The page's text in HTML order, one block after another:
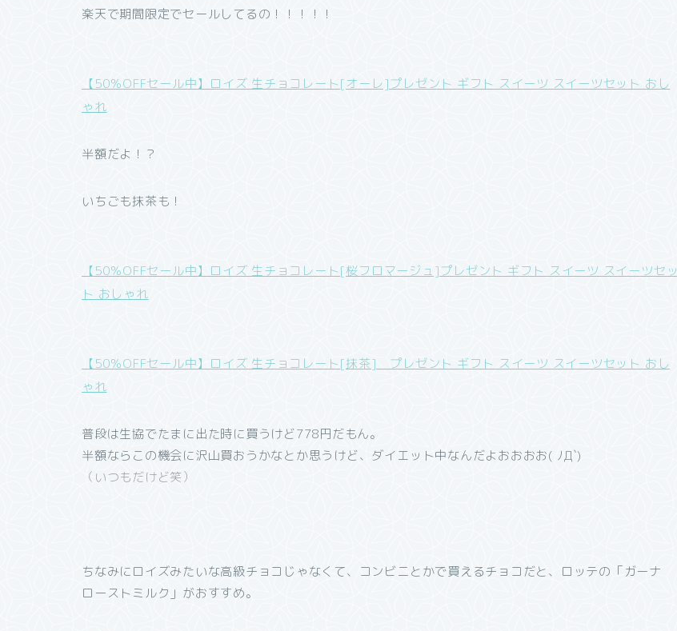
楽天で期間限定でセールしてるの！！！！！
【50％OFFセール中】ロイズ 生チョコレート[オーレ]プレゼント ギフト スイーツ スイーツセット おし
ゃれ
半額だよ！？
いちごも抹茶も！
【50％OFFセール中】ロイズ 生チョコレート[桜フロマージュ]プレゼント ギフト スイーツ スイーツセッ
ト おしゃれ
【50％OFFセール中】ロイズ 生チョコレート[抹茶] プレゼント ギフト スイーツ スイーツセット おし
ゃれ
普段は生協でたまに出た時に買うけど778円だもん。
半額ならこの機会に沢山買おうかなとか思うけど、ダイエット中なんだよおおおお( ﾉД`)
（いつもだけど笑）
ちなみにロイズみたいな高級チョコじゃなくて、コンビニとかで買えるチョコだと、ロッテの「ガーナ
ローストミルク」がおすすめ。